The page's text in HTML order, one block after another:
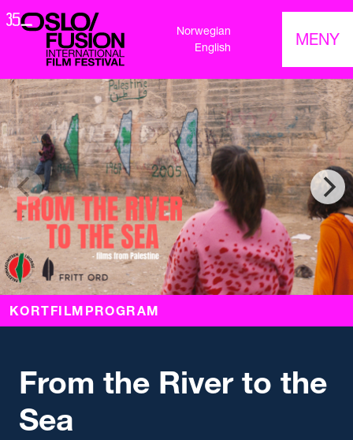
Norwegian
English
MENY
KORTFILMPROGRAM
From the River to the
Sea